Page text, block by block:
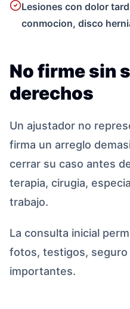
Lesiones con dolor
conmocion, disco
No firme sin
derechos
Un ajustador no
firma un arreglo
cerrar su caso antes
terapia, cirugia,
trabajo.
La consulta inicial
fotos, testigos, seguro
importantes.